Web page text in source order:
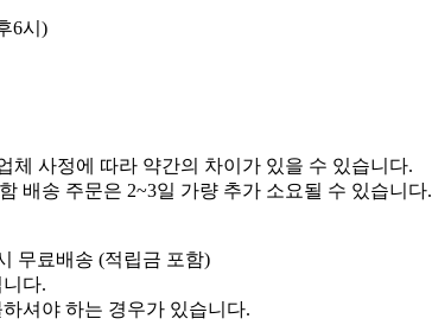
6시)
체 사정에 따라 약간의 차이가 있을 수 있습니다.
배송 주문은 2~3일 가량 추가 소요될 수 있습니다.
무료배송 (적립금 포함)
다.
셔야 하는 경우가 있습니다.